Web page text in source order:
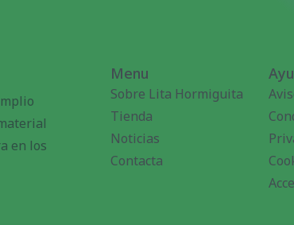
en los
Menu
Sobre Lita Hormiguita
Tienda
Noticias
Contacta